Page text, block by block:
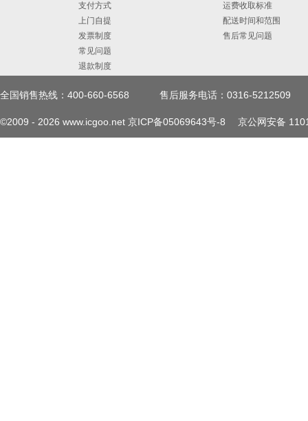
支付方式
上门自提
发票制度
常见问题
退款制度
运费收取标准
配送时间和范围
售后常见问题
全国销售热线：400-660-6568 售后服务电话：0316-5212509
©2009 - 2026 www.icgoo.net 京ICP备05069643号-8 京公网安备